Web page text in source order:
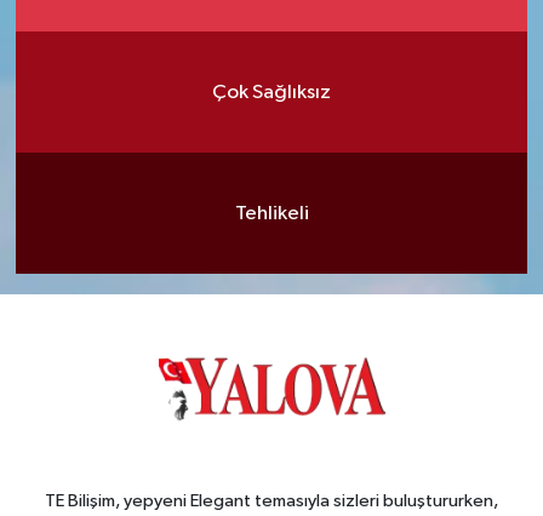
Çok Sağlıksız
Tehlikeli
TE Bilişim, yepyeni Elegant temasıyla sizleri buluştururken,